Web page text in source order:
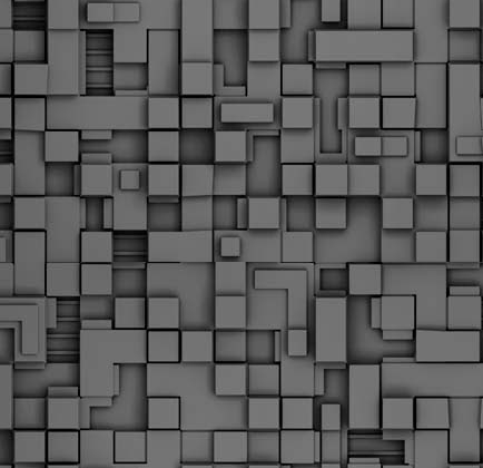
Μεγάλες μέρες ζει ο "οργανισμός" της Δημοτικής Αστυνομίας!
Να θυμίσουμε ότι κανονικές προσλήψεις στην Δημοτική
Αστυνομία έχουν να γίνουν από το 2010. Δεκαέξι ολόκληρα
χρόνια! Και βέβαια, ακόμη και με αυτές τις προσλήψεις, δεν
φτάνουμε ούτε τα 2/3 των Δημοτικών Αστυνομικών που
υπηρετούσαν το 2013 προ της κατάργησης της υπηρεσίας με
απόφαση του σημερινού πρωθυπουργού Κυριάκου Μητσοτάκη. Ας
είναι...
2
Δημοτική Αστυνομία Θεσσαλονίκης: Διμηνιαίος
απολογισμός ελέγχων τήρησης νομοθεσίας
Τον απολογισμό των δράσεων ελέγχου για τα ζώα συντροφιάς
κατά το δίμηνο Ιανουαρίου – Φεβρουαρίου 2026 παρουσιάζει η
Δημοτική Αστυνομία Θεσσαλονίκης, με στόχο την προστασία των
ζώων και την ομαλή συμβίωση στην πόλη.
FEB
18
ΣτΕ: Οριστική απόρριψη της επαναφοράς του 13ου
και 14ου μισθού για τους δημοσίους υπαλλήλους